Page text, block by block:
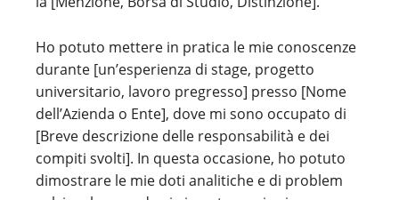
Ho potuto mettere in pratica le mie conoscenze
durante [un’esperienza di stage, progetto
universitario, lavoro pregresso] presso [Nome
dell’Azienda o Ente], dove mi sono occupato di
[Breve descrizione delle responsabilità e dei
compiti svolti]. In questa occasione, ho potuto
dimostrare le mie doti analitiche e di problem